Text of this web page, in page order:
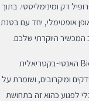
דק ומינימליסטי. בתוך
אופטימלי, יחד עם בטנת
המכשיר היוקרתי שלכם.
אחד היתרונות הבולטים ביותר של כיסוי זה הוא טכנולוגיית ה-Biomaster האנטי-בקטריאלית
ומיקרובים, ושומרת על
לפגוע כהוא זה בתחושת